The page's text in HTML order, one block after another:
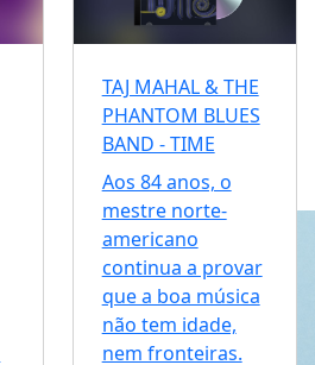
TAJ MAHAL & THE
PHANTOM BLUES
BAND - TIME
Aos 84 anos, o
mestre norte-
americano
continua a provar
que a boa música
não tem idade,
nem fronteiras.